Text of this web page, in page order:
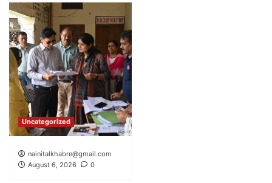
Uncategorized
nainitalkhabre@gmail.com
August 6, 2026
0